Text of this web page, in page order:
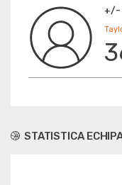
+/-
STATISTICA